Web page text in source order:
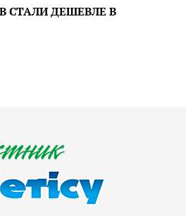
СТАЛИ ДЕШЕВЛЕ В